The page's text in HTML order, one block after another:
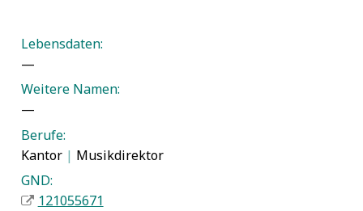
Lebensdaten:
—
Weitere Namen:
—
Berufe:
Kantor | Musikdirektor
GND:
121055671